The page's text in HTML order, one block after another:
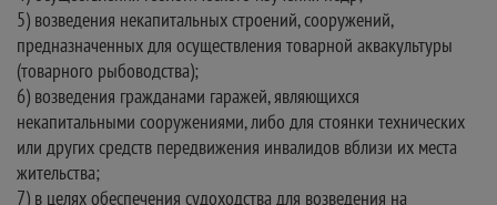
5) возведения некапитальных строений, сооружений,
предназначенных для осуществления товарной аквакультуры
(товарного рыбоводства);
6) возведения гражданами гаражей, являющихся
некапитальными сооружениями, либо для стоянки технических
или других средств передвижения инвалидов вблизи их места
жительства;
7) в целях обеспечения судоходства для возведения на